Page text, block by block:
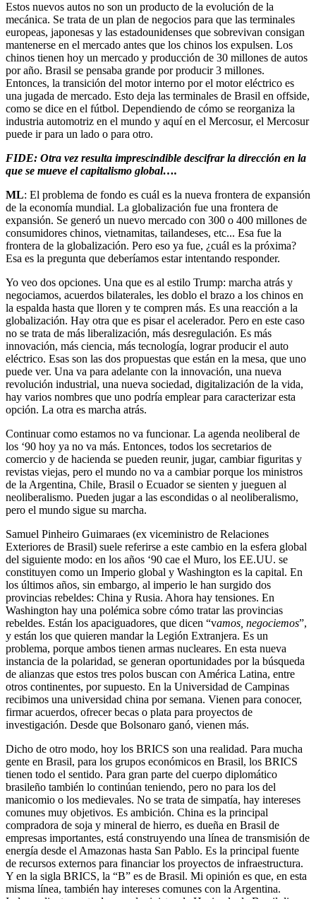
Estos nuevos autos no son un producto de la evolución de la
mecánica. Se trata de un plan de negocios para que las terminales
europeas, japonesas y las estadounidenses que sobrevivan consigan
mantenerse en el mercado antes que los chinos los expulsen. Los
chinos tienen hoy un mercado y producción de 30 millones de autos
por año. Brasil se pensaba grande por producir 3 millones.
Entonces, la transición del motor interno por el motor eléctrico es
una jugada de mercado. Esto deja las terminales de Brasil en offside,
como se dice en el fútbol. Dependiendo de cómo se reorganiza la
industria automotriz en el mundo y aquí en el Mercosur, el Mercosur
puede ir para un lado o para otro.
FIDE: Otra vez resulta imprescindible descifrar la dirección en la
que se mueve el capitalismo global….
ML: El problema de fondo es cuál es la nueva frontera de expansión
de la economía mundial. La globalización fue una frontera de
expansión. Se generó un nuevo mercado con 300 o 400 millones de
consumidores chinos, vietnamitas, tailandeses, etc... Esa fue la
frontera de la globalización. Pero eso ya fue, ¿cuál es la próxima?
Esa es la pregunta que deberíamos estar intentando responder.
Yo veo dos opciones. Una que es al estilo Trump: marcha atrás y
negociamos, acuerdos bilaterales, les doblo el brazo a los chinos en
la espalda hasta que lloren y te compren más. Es una reacción a la
globalización. Hay otra que es pisar el acelerador. Pero en este caso
no se trata de más liberalización, más desregulación. Es más
innovación, más ciencia, más tecnología, lograr producir el auto
eléctrico. Esas son las dos propuestas que están en la mesa, que uno
puede ver. Una va para adelante con la innovación, una nueva
revolución industrial, una nueva sociedad, digitalización de la vida,
hay varios nombres que uno podría emplear para caracterizar esta
opción. La otra es marcha atrás.
Continuar como estamos no va funcionar. La agenda neoliberal de
los ‘90 hoy ya no va más. Entonces, todos los secretarios de
comercio y de hacienda se pueden reunir, jugar, cambiar figuritas y
revistas viejas, pero el mundo no va a cambiar porque los ministros
de la Argentina, Chile, Brasil o Ecuador se sienten y jueguen al
neoliberalismo. Pueden jugar a las escondidas o al neoliberalismo,
pero el mundo sigue su marcha.
Samuel Pinheiro Guimaraes (ex viceministro de Relaciones
Exteriores de Brasil) suele referirse a este cambio en la esfera global
del siguiente modo: en los años ‘90 cae el Muro, los EE.UU. se
constituyen como un Imperio global y Washington es la capital. En
los últimos años, sin embargo, al imperio le han surgido dos
provincias rebeldes: China y Rusia. Ahora hay tensiones. En
Washington hay una polémica sobre cómo tratar las provincias
rebeldes. Están los apaciguadores, que dicen “vamos, negociemos”,
y están los que quieren mandar la Legión Extranjera. Es un
problema, porque ambos tienen armas nucleares. En esta nueva
instancia de la polaridad, se generan oportunidades por la búsqueda
de alianzas que estos tres polos buscan con América Latina, entre
otros continentes, por supuesto. En la Universidad de Campinas
recibimos una universidad china por semana. Vienen para conocer,
firmar acuerdos, ofrecer becas o plata para proyectos de
investigación. Desde que Bolsonaro ganó, vienen más.
Dicho de otro modo, hoy los BRICS son una realidad. Para mucha
gente en Brasil, para los grupos económicos en Brasil, los BRICS
tienen todo el sentido. Para gran parte del cuerpo diplomático
brasileño también lo continúan teniendo, pero no para los del
manicomio o los medievales. No se trata de simpatía, hay intereses
comunes muy objetivos. Es ambición. China es la principal
compradora de soja y mineral de hierro, es dueña en Brasil de
empresas importantes, está construyendo una línea de transmisión de
energía desde el Amazonas hasta San Pablo. Es la principal fuente
de recursos externos para financiar los proyectos de infraestructura.
Y en la sigla BRICS, la “B” es de Brasil. Mi opinión es que, en esta
misma línea, también hay intereses comunes con la Argentina.